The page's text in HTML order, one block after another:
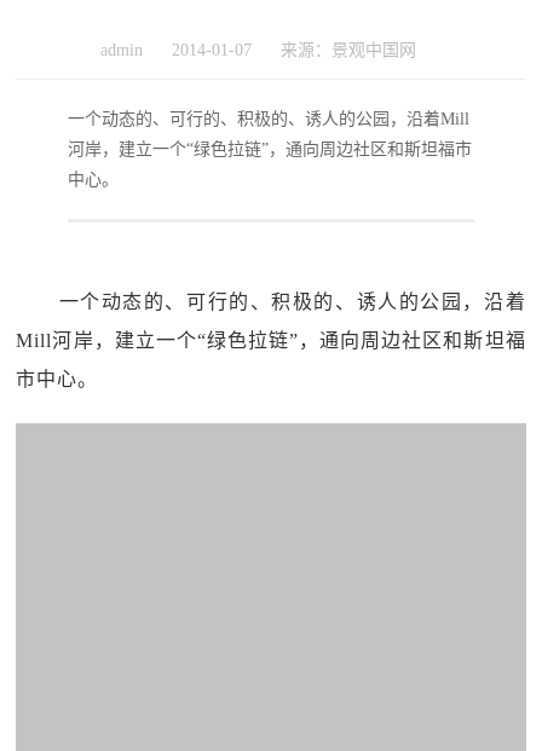
admin 2014-01-07 来源：景观中国网
一个动态的、可行的、积极的、诱人的公园，沿着Mill
河岸，建立一个“绿色拉链”，通向周边社区和斯坦福市
中心。
一个动态的、可行的、积极的、诱人的公园，沿着
Mill河岸，建立一个“绿色拉链”，通向周边社区和斯坦福
市中心。